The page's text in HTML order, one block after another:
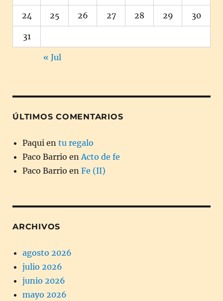
24 25 26 27 28 29 30
31
« Jul
ÚLTIMOS COMENTARIOS
Paqui en tu regalo
Paco Barrio en Acto de fe
Paco Barrio en Fe (II)
ARCHIVOS
agosto 2026
julio 2026
junio 2026
mayo 2026